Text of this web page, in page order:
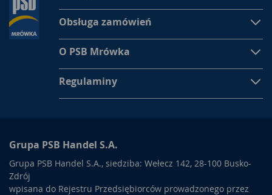
Obsługa zamówień
O PSB Mrówka
Regulaminy
Grupa PSB Handel S.A.
Grupa PSB Handel S.A., siedziba: Wełecz 142, 28-100 Busko-
Zdrój
wpisana do Rejestru Przedsiębiorców prowadzonego przez